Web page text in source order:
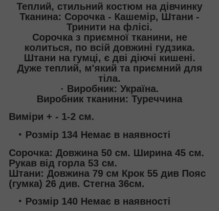
Теплий, стильний костюм на дівчинку
Тканина: Сорочка - Кашемір, Штани -
Тринити на флісі.
Сорочка з приємної тканини, не
колиться, по всій довжині гудзика.
Штани на гумці, є дві діючі кишені.
Дуже теплий, м'який та приємний для
тіла.
· Виробник: Україна.
Виробник тканини: Туреччина
Виміри + - 1-2 см.
Розмір 134 Немає в наявності
Сорочка: Довжина 50 см. Ширина 45 см.
Рукав від горла 53 см.
Штани: Довжина 79 см Крок 55 див Пояс
(гумка) 26 див. Стегна 36см.
Розмір 140 Немає в наявності